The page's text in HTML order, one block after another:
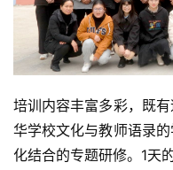
培训内容丰富多彩，既
华学校文化与教师语录
化结合的专题研修。1天